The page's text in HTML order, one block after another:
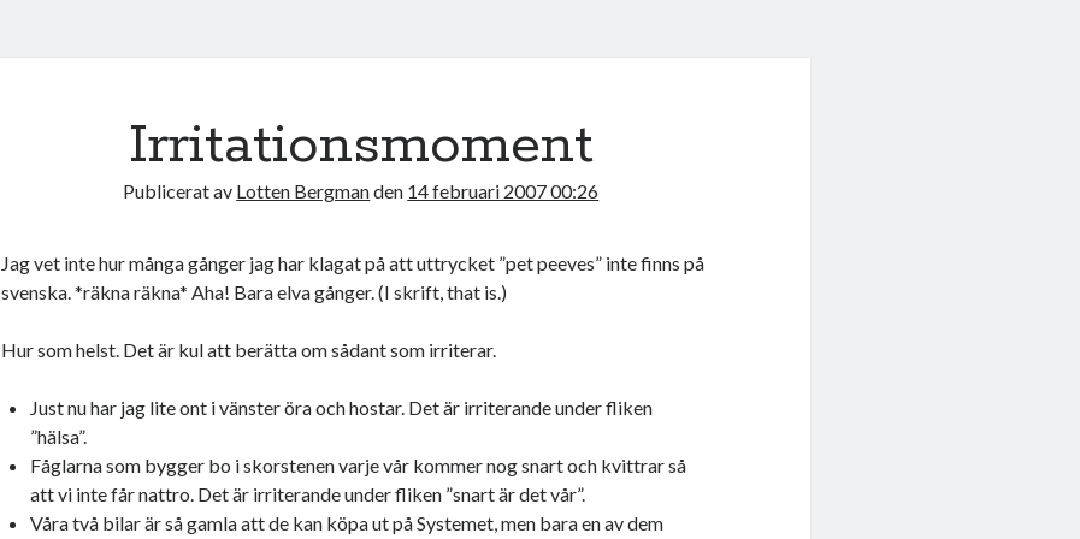
Irritationsmoment
Publicerat av Lotten Bergmanden 14 februari 2007 00:26
Jag vet inte hur många gånger jag har klagat på att uttrycket ”pet peeves” inte finns på
svenska. *räkna räkna* Aha! Bara elva gånger. (I skrift, that is.)
Hur som helst. Det är kul att berätta om sådant som irriterar.
Just nu har jag lite ont i vänster öra och hostar. Det är irriterande under fliken
”hälsa”.
Fåglarna som bygger bo i skorstenen varje vår kommer nog snart och kvittrar så
att vi inte får nattro. Det är irriterande under fliken ”snart är det vår”.
Våra två bilar är så gamla att de kan köpa ut på Systemet, men bara en av dem